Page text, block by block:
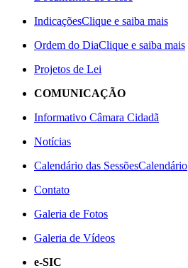
IndicaçõesClique e saiba mais
Ordem do DiaClique e saiba mais
Projetos de Lei
COMUNICAÇÃO
Informativo Câmara Cidadã
Notícias
Calendário das SessõesCalendário
Contato
Galeria de Fotos
Galeria de Vídeos
e-SIC